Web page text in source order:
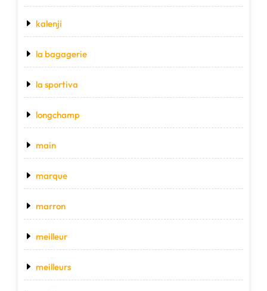
kalenji
la bagagerie
la sportiva
longchamp
main
marque
marron
meilleur
meilleurs